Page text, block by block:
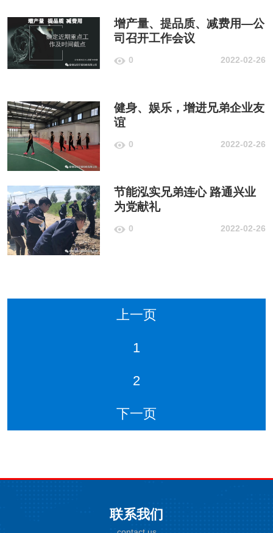
增产量、提品质、减费用—公
司召开工作会议
0 2022-02-26
健身、娱乐，增进兄弟企业友
谊
0 2022-02-26
节能泓实兄弟连心 路通兴业
为党献礼
0 2022-02-26
上一页
1
2
下一页
联系我们